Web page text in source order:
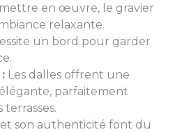
mettre en œuvre, le gravier
relaxante.
un bord pour garder
Les dalles offrent une
parfaitement
son authenticité font du